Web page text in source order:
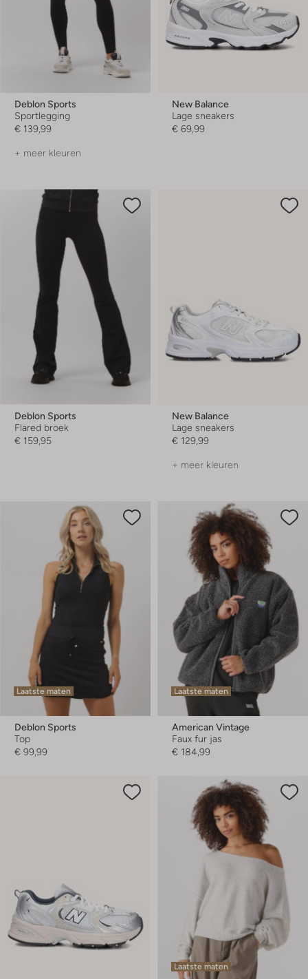
Deblon Sports
Sportlegging
€ 139,99
+ meer kleuren
New Balance
Lage sneakers
€ 69,99
Deblon Sports
Flared broek
€ 159,95
New Balance
Lage sneakers
€ 129,99
+ meer kleuren
Laatste maten
Deblon Sports
Top
€ 99,99
Laatste maten
American Vintage
Faux fur jas
€ 184,99
Laatste maten